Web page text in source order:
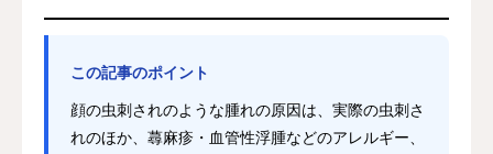
この記事のポイント
顔の虫刺されのような腫れの原因は、実際の虫刺さ
れのほか、蕁麻疹・血管性浮腫などのアレルギー、